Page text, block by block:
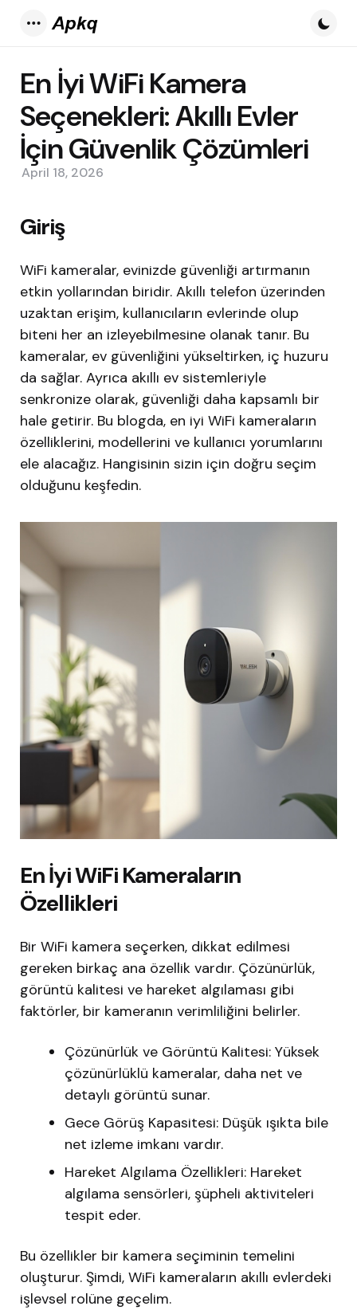
En İyi WiFi Kamera
Seçenekleri: Akıllı Evler
İçin Güvenlik Çözümleri
April 18, 2026
Giriş
WiFi kameralar, evinizde güvenliği artırmanın
etkin yollarından biridir. Akıllı telefon üzerinden
uzaktan erişim, kullanıcıların evlerinde olup
biteni her an izleyebilmesine olanak tanır. Bu
kameralar, ev güvenliğini yükseltirken, iç huzuru
da sağlar. Ayrıca akıllı ev sistemleriyle
senkronize olarak, güvenliği daha kapsamlı bir
hale getirir. Bu blogda, en iyi WiFi kameraların
özelliklerini, modellerini ve kullanıcı yorumlarını
ele alacağız. Hangisinin sizin için doğru seçim
olduğunu keşfedin.
En İyi WiFi Kameraların
Özellikleri
Bir WiFi kamera seçerken, dikkat edilmesi
gereken birkaç ana özellik vardır. Çözünürlük,
görüntü kalitesi ve hareket algılaması gibi
faktörler, bir kameranın verimliliğini belirler.
Çözünürlük ve Görüntü Kalitesi: Yüksek
çözünürlüklü kameralar, daha net ve
detaylı görüntü sunar.
Gece Görüş Kapasitesi: Düşük ışıkta bile
net izleme imkanı vardır.
Hareket Algılama Özellikleri: Hareket
algılama sensörleri, şüpheli aktiviteleri
tespit eder.
Bu özellikler bir kamera seçiminin temelini
oluşturur. Şimdi, WiFi kameraların akıllı evlerdeki
işlevsel rolüne geçelim.